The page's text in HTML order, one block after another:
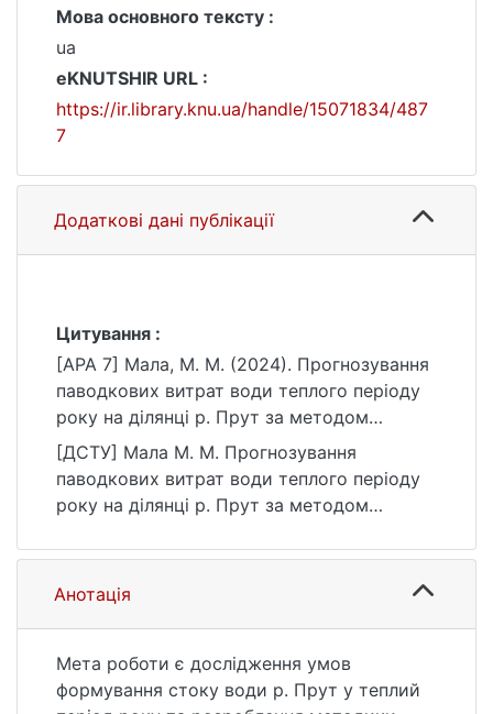
Мова основного тексту :
ua
eKNUTSHIR URL :
https://ir.library.knu.ua/handle/15071834/487
7
Додаткові дані публікації
Цитування :
[APA 7] Мала, М. М. (2024). Прогнозування
паводкових витрат води теплого періоду
року на ділянці р. Прут за методом
відповідних рівнів [Бакалаврська робота,
Київський національний університет імені
Тараса Шевченка]. eKNUTSHIR.
https://ir.library.knu.ua/handle/15071834/487
7
[ДСТУ] Мала М. М. Прогнозування
паводкових витрат води теплого періоду
року на ділянці р. Прут за методом
бакалавра : 10 Природничі науки / наук.
кер. О. І. Лук’янець. Київ, 2024. 53 с. URL:
https://ir.library.knu.ua/handle/15071834/487
Анотація
Мета роботи є дослідження умов
формування стоку води р. Прут у теплий